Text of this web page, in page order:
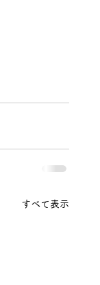
すべて表示